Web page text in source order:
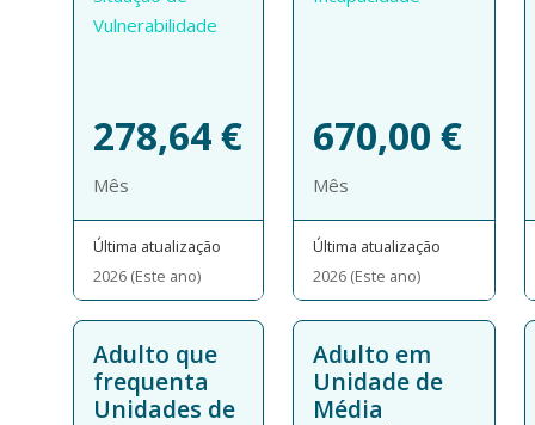
Vulnerabilidade
278,64€
Mês
Última atualização
2026 (Este ano)
670,00 €
Mês
Última atualização
2026 (Este ano)
Adulto que
frequenta
Unidades de
Adulto em
Unidade de
Média